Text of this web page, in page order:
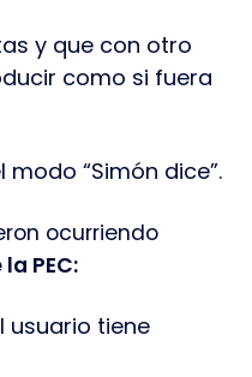
y que con otro
como si fuera
“Simón dice”.
ocurriendo
PEC:
usuario tiene